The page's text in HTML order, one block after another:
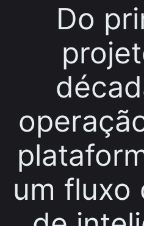
Do
um fluxo